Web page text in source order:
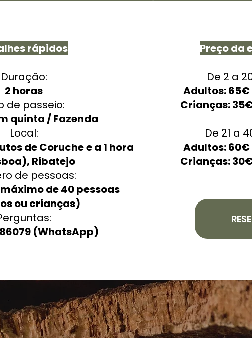
rápidos
Duração:
2 horas
de passeio:
quinta / Fazenda
Local:
de Coruche e a 1 hora
Ribatejo
de pessoas:
de 40 pessoas
ou crianças)
(WhatsApp)
Preço da
De 2 a
Adultos:
Crianças:
De 21 a
Adultos:
Crianças: